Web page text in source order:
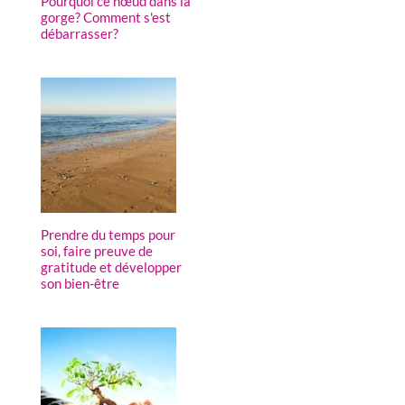
gorge? Comment s'est
débarrasser?
Prendre du temps pour
soi, faire preuve de
gratitude et développer
son bien-être